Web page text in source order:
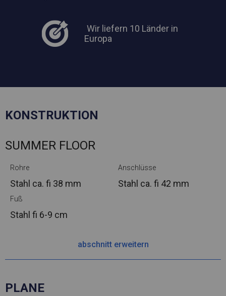
Wir liefern 10 Länder in
Europa
KONSTRUKTION
SUMMER FLOOR
Rohre
Stahl ca. fi 38 mm
Anschlüsse
Stahl ca. fi 42 mm
Fuß
Stahl fi 6-9 cm
abschnitt erweitern
PLANE